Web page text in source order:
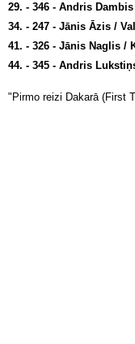
29. - 346 - Andris
34. - 247 - Jānis Āzis /
41. - 326 - Jānis Naglis /
44. - 345 - Andris
"Pirmo reizi Dakarā (First